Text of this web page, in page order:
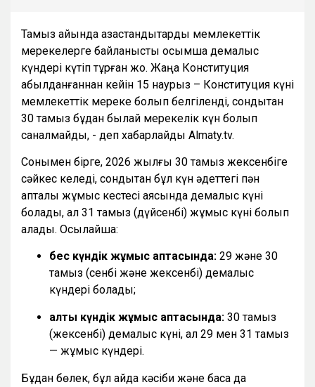
Тамыз айында қазақстандықтарды мемлекеттік
мерекелерге байланысты қосымша демалыс
күндері күтіп тұрған жоқ. Жаңа Конституция
қабылданғаннан кейін 15 наурыз – Конституция күні
мемлекеттік мереке болып белгіленді, сондықтан
30 тамыз бұдан былай мерекелік күн болып
саналмайды, - деп хабарлайды Almaty.tv.
Сонымен бірге, 2026 жылғы 30 тамыз жексенбіге
сәйкес келеді, сондықтан бұл күн әдеттегі пән
апталық жұмыс кестесі аясында демалыс күні
болады, ал 31 тамыз (дүйсенбі) жұмыс күні болып
қалады. Осылайша:
бес күндік жұмыс аптасында: 29 және 30
тамыз (сенбі және жексенбі) демалыс
күндері болады;
алты күндік жұмыс аптасында: 30 тамыз
(жексенбі) демалыс күні, ал 29 мен 31 тамыз
— жұмыс күндері.
Бұдан бөлек, бұл айда кәсіби және басқа да